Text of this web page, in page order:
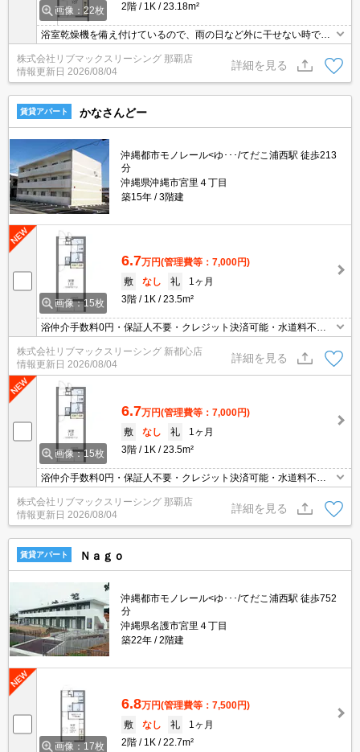
画像：22枚
2階
1K 23.18m²
浴室乾燥機を備え付けているので、雨の日など外に干せない時でも
部屋干し特有の臭いを防げます。荷物を注文する時に時間を気にし
なくてよくなる宅配ボックスが共用部に付いています。玄関先まで
覗き穴を覗きに行かなくてもインターホン越しに誰が来たのかを確
認できるので防犯対策につながります。
株式会社リブマックスリーシング 那覇店
情報更新日 2026/08/04
詳細を見る
賃貸アパート かなさんどー
沖縄都市モノレール<ゆ･･･/てだこ浦西駅 徒歩213
分
沖縄県沖縄市宮里４丁目
築15年
3階建
画像：15枚
6.7万円(管理費等：7,000円)
敷
なし 礼
1ヶ月
3階
1K 23.5m²
浴仲介手数料0円・保証人不要・クレジット決済可能・水道料不
要・人気の家具家電付き物件です(^^)/
株式会社リブマックスリーシング 新都心店
情報更新日 2026/08/04
詳細を見る
画像：15枚
6.7万円(管理費等：7,000円)
敷
なし 礼
1ヶ月
3階
1K 23.5m²
浴仲介手数料0円・保証人不要・クレジット決済可能・水道料不
要・人気の家具家電付き物件です(^^)/
株式会社リブマックスリーシング 那覇店
情報更新日 2026/08/04
詳細を見る
賃貸アパート Ｎａｇｏ
沖縄都市モノレール<ゆ･･･/てだこ浦西駅 徒歩752
分
沖縄県名護市宮里４丁目
築22年
2階建
画像：17枚
6.8万円(管理費等：7,500円)
敷
なし 礼
1ヶ月
2階
1K 22.7m²